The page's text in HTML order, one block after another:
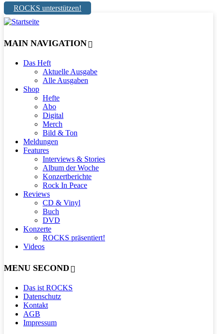
ROCKS unterstützen!
MAIN NAVIGATION
Das Heft
Aktuelle Ausgabe
Alle Ausgaben
Shop
Hefte
Abo
Digital
Merch
Bild & Ton
Meldungen
Features
Interviews & Stories
Album der Woche
Konzertberichte
Rock In Peace
Reviews
CD & Vinyl
Buch
DVD
Konzerte
ROCKS präsentiert!
Videos
MENU SECOND
Das ist ROCKS
Datenschutz
Kontakt
AGB
Impressum